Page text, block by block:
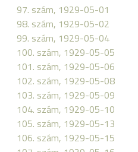
97. szám, 1929-05-01
98. szám, 1929-05-02
99. szám, 1929-05-04
100. szám, 1929-05-05
101. szám, 1929-05-06
102. szám, 1929-05-08
103. szám, 1929-05-09
104. szám, 1929-05-10
105. szám, 1929-05-13
106. szám, 1929-05-15